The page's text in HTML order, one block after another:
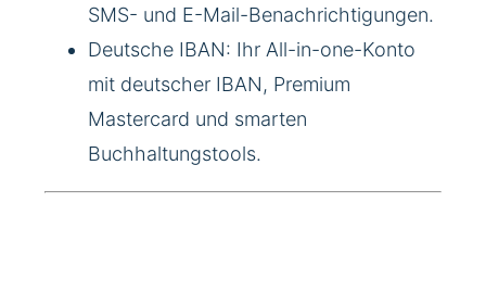
SMS- und E-Mail-Benachrichtigungen.
Deutsche IBAN: Ihr All-in-one-Konto
mit deutscher IBAN, Premium
Mastercard und smarten
Buchhaltungstools.